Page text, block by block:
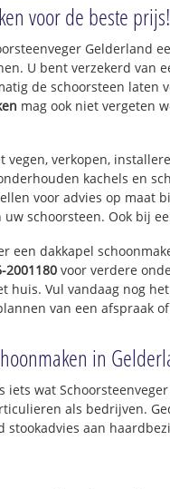
Teuge
Wilp-Achterhoek
De Vecht
voor de beste prijs!
Gelderland
U bent verzekerd van
de schoorsteen laten
mag ook niet vergeten
vegen, verkopen,
kachels en
voor advies op maat
schoorsteen. Ook bij
een dakkapel
voor verdere
huis. Vul vandaag nog
van een afspraak
in
iets wat
als bedrijven.
stookadvies aan